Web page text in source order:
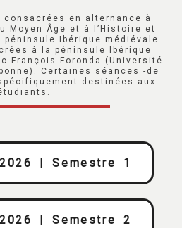
consacrées en alternance à
Moyen Âge et à l’Histoire et
péninsule Ibérique médiévale.
à la péninsule Ibérique
François Foronda (Université
Certaines séances -de
destinées aux
| Semestre 1
| Semestre 2